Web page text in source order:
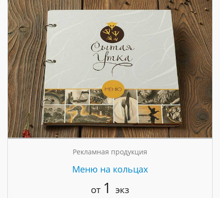
Рекламная продукция
Меню на кольцах
от 1 экз